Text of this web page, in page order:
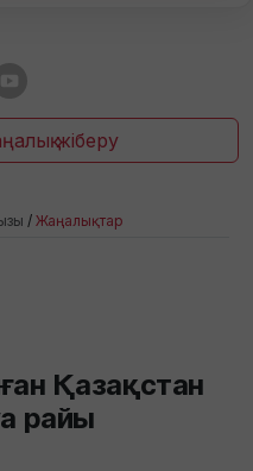
жіберу
/ Жаңалықтар
Қазақстан
райы